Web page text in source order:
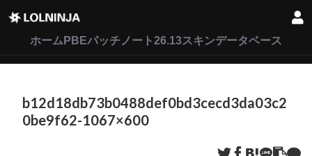
ホーム PBEパッチノート26.13スキンデータベース
b12d18db73b0488def0bd3cecd3da03c2
0be9f62-1067×600